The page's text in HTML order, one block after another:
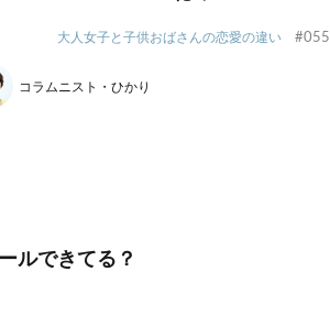
大人女子と子供おばさんの恋愛の違い #055
コラムニスト・ひかり
ルできてる？